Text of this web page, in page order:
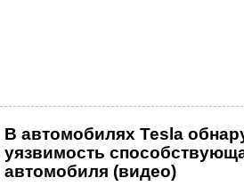
В автомобилях Tesla
уязвимость
автомобиля (видео)